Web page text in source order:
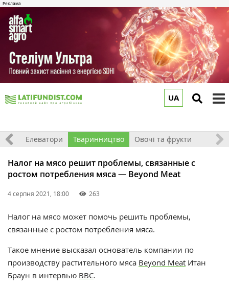
UA
Елеватори Тваринництво Овочі та фрукти
Налог на мясо решит проблемы, связанные с
ростом потребления мяса — Beyond Meat
4 серпня 2021, 18:00 263
Налог на мясо может помочь решить проблемы,
связанные с ростом потребления мяса.
Такое мнение высказал основатель компании по
производству растительного мяса Beyond Meat Итан
Браун в интервью BBC.